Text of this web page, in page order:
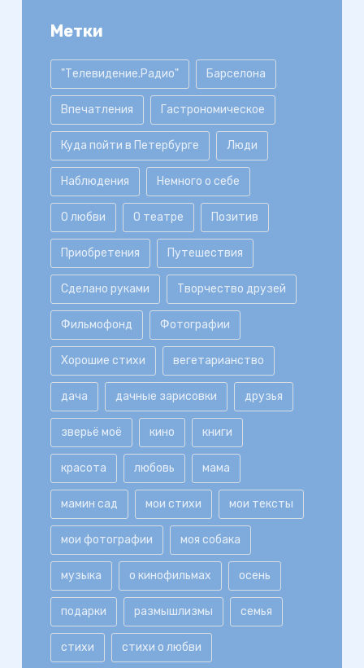
Метки
"Телевидение.Радио" Барселона
Впечатления Гастрономическое
Куда пойти в Петербурге Люди
Наблюдения Немного о себе
О любви О театре Позитив
Приобретения Путешествия
Сделано руками Творчество друзей
Фильмофонд Фотографии
Хорошие стихи вегетарианство
дача дачные зарисовки друзья
зверьё моё кино книги
красота любовь мама
мамин сад мои стихи мои тексты
мои фотографии моя собака
музыка о кинофильмах осень
подарки размышлизмы семья
стихи стихи о любви